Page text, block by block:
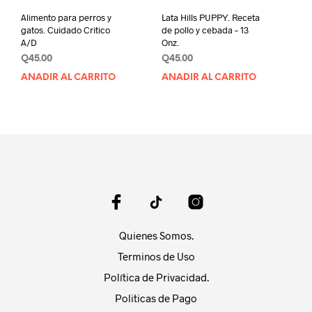
producto
Alimento para perros y
gatos. Cuidado Critico
A/D
Q45.00
AÑADIR AL CARRITO
Lata Hills PUPPY. Receta
de pollo y cebada – 13
Onz.
Q45.00
AÑADIR AL CARRITO
Quienes Somos.
Terminos de Uso
Política de Privacidad.
Politicas de Pago